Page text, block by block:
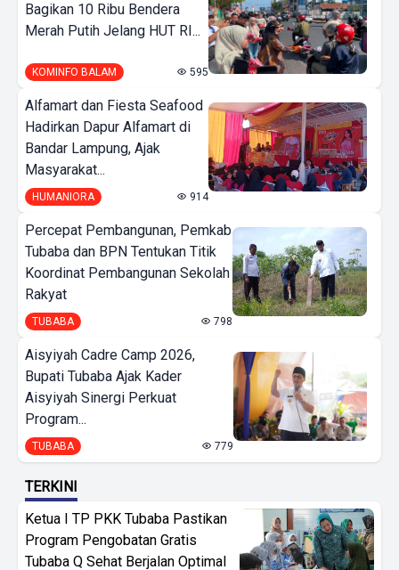
Bagikan 10 Ribu Bendera
Merah Putih Jelang HUT RI...
KOMINFO BALAM 595
Alfamart dan Fiesta Seafood
Hadirkan Dapur Alfamart di
Bandar Lampung, Ajak
Masyarakat...
HUMANIORA 914
Percepat Pembangunan, Pemkab
Tubaba dan BPN Tentukan Titik
Koordinat Pembangunan Sekolah
Rakyat
TUBABA 798
Aisyiyah Cadre Camp 2026,
Bupati Tubaba Ajak Kader
Aisyiyah Sinergi Perkuat
Program...
TUBABA 779
TERKINI
Ketua I TP PKK Tubaba Pastikan
Program Pengobatan Gratis
Tubaba Q Sehat Berjalan Optimal